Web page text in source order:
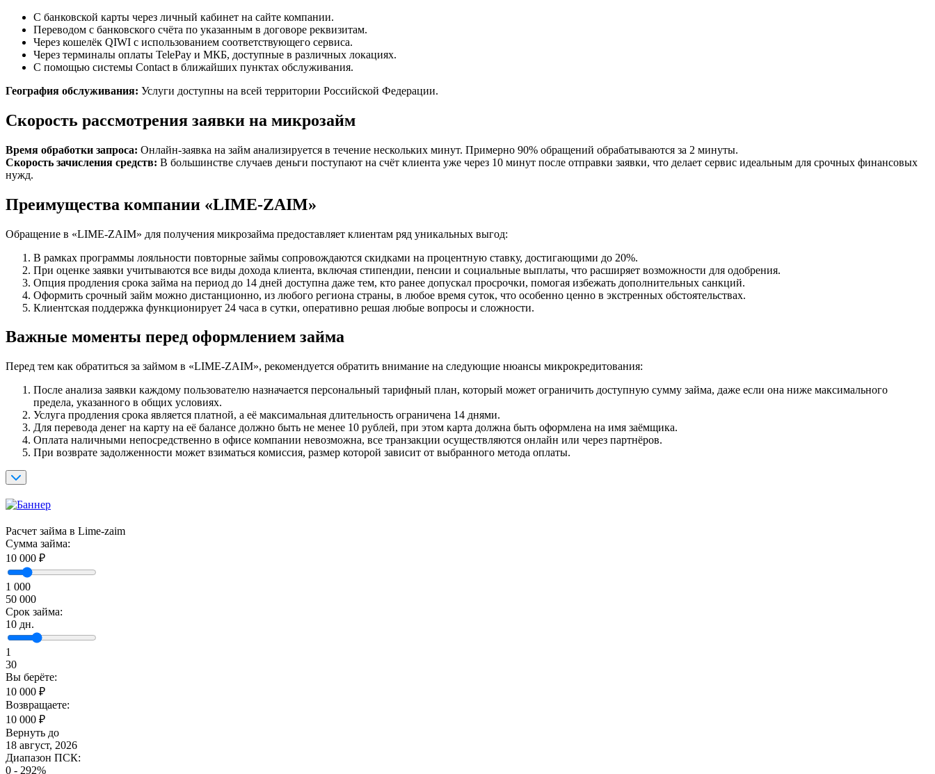
С банковской карты через личный кабинет на сайте компании.
Переводом с банковского счёта по указанным в договоре реквизитам.
Через кошелёк QIWI с использованием соответствующего сервиса.
Через терминалы оплаты TelePay и МКБ, доступные в различных локациях.
С помощью системы Contact в ближайших пунктах обслуживания.
География обслуживания: Услуги доступны на всей территории Российской Федерации.
Скорость рассмотрения заявки на микрозайм
Время обработки запроса: Онлайн-заявка на займ анализируется в течение нескольких минут. Примерно 90% обращений обрабатываются за 2 минуты.
Скорость зачисления средств: В большинстве случаев деньги поступают на счёт клиента уже через 10 минут после отправки заявки, что делает сервис идеальным для срочных финансовых
нужд.
Преимущества компании «LIME-ZAIM»
Обращение в «LIME-ZAIM» для получения микрозайма предоставляет клиентам ряд уникальных выгод:
В рамках программы лояльности повторные займы сопровождаются скидками на процентную ставку, достигающими до 20%.
При оценке заявки учитываются все виды дохода клиента, включая стипендии, пенсии и социальные выплаты, что расширяет возможности для одобрения.
Опция продления срока займа на период до 14 дней доступна даже тем, кто ранее допускал просрочки, помогая избежать дополнительных санкций.
Оформить срочный займ можно дистанционно, из любого региона страны, в любое время суток, что особенно ценно в экстренных обстоятельствах.
Клиентская поддержка функционирует 24 часа в сутки, оперативно решая любые вопросы и сложности.
Важные моменты перед оформлением займа
Перед тем как обратиться за займом в «LIME-ZAIM», рекомендуется обратить внимание на следующие нюансы микрокредитования:
После анализа заявки каждому пользователю назначается персональный тарифный план, который может ограничить доступную сумму займа, даже если она ниже максимального
предела, указанного в общих условиях.
Услуга продления срока является платной, а её максимальная длительность ограничена 14 днями.
Для перевода денег на карту на её балансе должно быть не менее 10 рублей, при этом карта должна быть оформлена на имя заёмщика.
Оплата наличными непосредственно в офисе компании невозможна, все транзакции осуществляются онлайн или через партнёров.
При возврате задолженности может взиматься комиссия, размер которой зависит от выбранного метода оплаты.
Расчет займа в Lime-zaim
Сумма займа:
10 000 ₽
1 000
50 000
Срок займа:
10 дн.
1
30
Вы берёте:
10 000 ₽
Возвращаете:
10 000 ₽
Вернуть до
18 август, 2026
Диапазон ПСК:
0 - 292%